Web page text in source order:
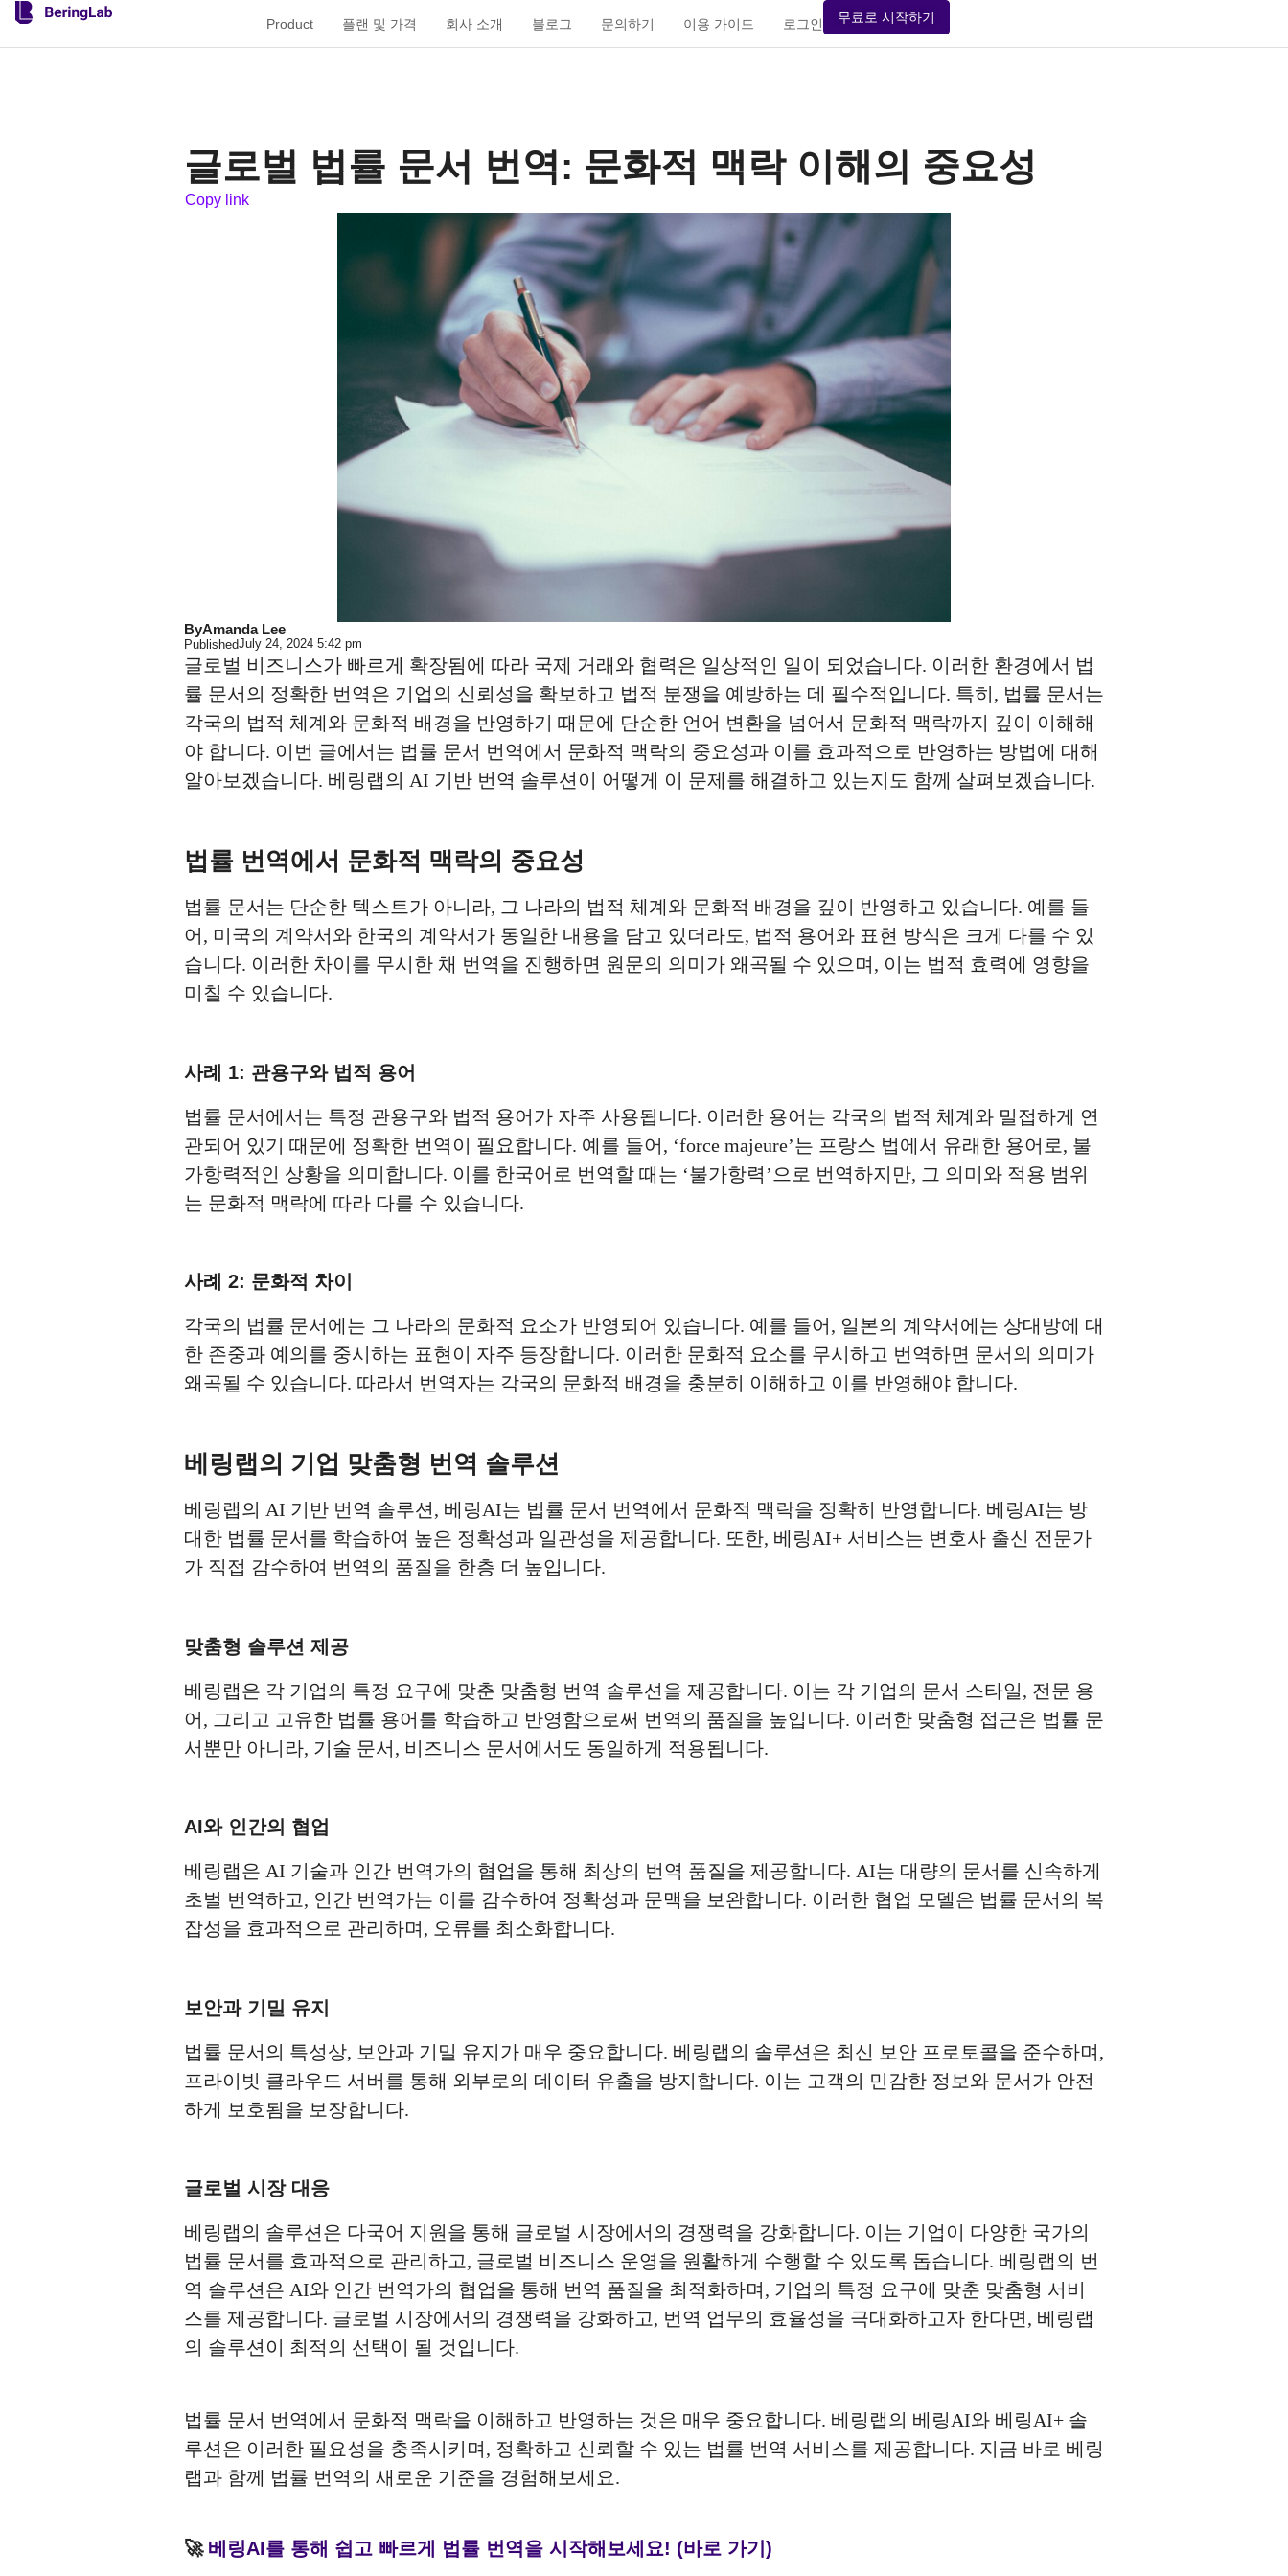
Product 플랜 및 가격 회사 소개 블로그 문의하기 이용 가이드 로그인 무료로 시작하기
글로벌 법률 문서 번역: 문화적 맥락 이해의 중요성
Copy link
ByAmanda Lee
PublishedJuly 24, 2024 5:42 pm
글로벌 비즈니스가 빠르게 확장됨에 따라 국제 거래와 협력은 일상적인 일이 되었습니다. 이러한 환경에서 법
률 문서의 정확한 번역은 기업의 신뢰성을 확보하고 법적 분쟁을 예방하는 데 필수적입니다. 특히, 법률 문서는
각국의 법적 체계와 문화적 배경을 반영하기 때문에 단순한 언어 변환을 넘어서 문화적 맥락까지 깊이 이해해
야 합니다. 이번 글에서는 법률 문서 번역에서 문화적 맥락의 중요성과 이를 효과적으로 반영하는 방법에 대해
알아보겠습니다. 베링랩의 AI 기반 번역 솔루션이 어떻게 이 문제를 해결하고 있는지도 함께 살펴보겠습니다.
법률 번역에서 문화적 맥락의 중요성
법률 문서는 단순한 텍스트가 아니라, 그 나라의 법적 체계와 문화적 배경을 깊이 반영하고 있습니다. 예를 들
어, 미국의 계약서와 한국의 계약서가 동일한 내용을 담고 있더라도, 법적 용어와 표현 방식은 크게 다를 수 있
습니다. 이러한 차이를 무시한 채 번역을 진행하면 원문의 의미가 왜곡될 수 있으며, 이는 법적 효력에 영향을
미칠 수 있습니다.
사례 1: 관용구와 법적 용어
법률 문서에서는 특정 관용구와 법적 용어가 자주 사용됩니다. 이러한 용어는 각국의 법적 체계와 밀접하게 연
관되어 있기 때문에 정확한 번역이 필요합니다. 예를 들어, ‘force majeure’는 프랑스 법에서 유래한 용어로, 불
가항력적인 상황을 의미합니다. 이를 한국어로 번역할 때는 ‘불가항력’으로 번역하지만, 그 의미와 적용 범위
는 문화적 맥락에 따라 다를 수 있습니다.
사례 2: 문화적 차이
각국의 법률 문서에는 그 나라의 문화적 요소가 반영되어 있습니다. 예를 들어, 일본의 계약서에는 상대방에 대
한 존중과 예의를 중시하는 표현이 자주 등장합니다. 이러한 문화적 요소를 무시하고 번역하면 문서의 의미가
왜곡될 수 있습니다. 따라서 번역자는 각국의 문화적 배경을 충분히 이해하고 이를 반영해야 합니다.
베링랩의 기업 맞춤형 번역 솔루션
베링랩의 AI 기반 번역 솔루션, 베링AI는 법률 문서 번역에서 문화적 맥락을 정확히 반영합니다. 베링AI는 방
대한 법률 문서를 학습하여 높은 정확성과 일관성을 제공합니다. 또한, 베링AI+ 서비스는 변호사 출신 전문가
가 직접 감수하여 번역의 품질을 한층 더 높입니다.
맞춤형 솔루션 제공
베링랩은 각 기업의 특정 요구에 맞춘 맞춤형 번역 솔루션을 제공합니다. 이는 각 기업의 문서 스타일, 전문 용
어, 그리고 고유한 법률 용어를 학습하고 반영함으로써 번역의 품질을 높입니다. 이러한 맞춤형 접근은 법률 문
서뿐만 아니라, 기술 문서, 비즈니스 문서에서도 동일하게 적용됩니다.
AI와 인간의 협업
베링랩은 AI 기술과 인간 번역가의 협업을 통해 최상의 번역 품질을 제공합니다. AI는 대량의 문서를 신속하게
초벌 번역하고, 인간 번역가는 이를 감수하여 정확성과 문맥을 보완합니다. 이러한 협업 모델은 법률 문서의 복
잡성을 효과적으로 관리하며, 오류를 최소화합니다.
보안과 기밀 유지
법률 문서의 특성상, 보안과 기밀 유지가 매우 중요합니다. 베링랩의 솔루션은 최신 보안 프로토콜을 준수하며,
프라이빗 클라우드 서버를 통해 외부로의 데이터 유출을 방지합니다. 이는 고객의 민감한 정보와 문서가 안전
하게 보호됨을 보장합니다.
글로벌 시장 대응
베링랩의 솔루션은 다국어 지원을 통해 글로벌 시장에서의 경쟁력을 강화합니다. 이는 기업이 다양한 국가의
법률 문서를 효과적으로 관리하고, 글로벌 비즈니스 운영을 원활하게 수행할 수 있도록 돕습니다. 베링랩의 번
역 솔루션은 AI와 인간 번역가의 협업을 통해 번역 품질을 최적화하며, 기업의 특정 요구에 맞춘 맞춤형 서비
스를 제공합니다. 글로벌 시장에서의 경쟁력을 강화하고, 번역 업무의 효율성을 극대화하고자 한다면, 베링랩
의 솔루션이 최적의 선택이 될 것입니다.
법률 문서 번역에서 문화적 맥락을 이해하고 반영하는 것은 매우 중요합니다. 베링랩의 베링AI와 베링AI+ 솔
루션은 이러한 필요성을 충족시키며, 정확하고 신뢰할 수 있는 법률 번역 서비스를 제공합니다. 지금 바로 베링
랩과 함께 법률 번역의 새로운 기준을 경험해보세요.
🚀 베링AI를 통해 쉽고 빠르게 법률 번역을 시작해보세요! (바로 가기)